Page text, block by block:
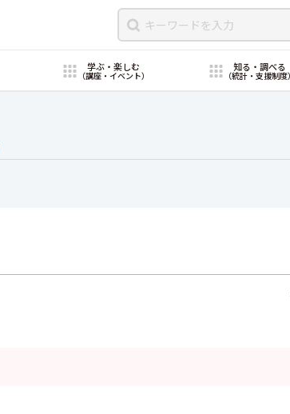
学ぶ・楽しむ
（講座・イベント）
知る・調べる
（統計・支援制度）